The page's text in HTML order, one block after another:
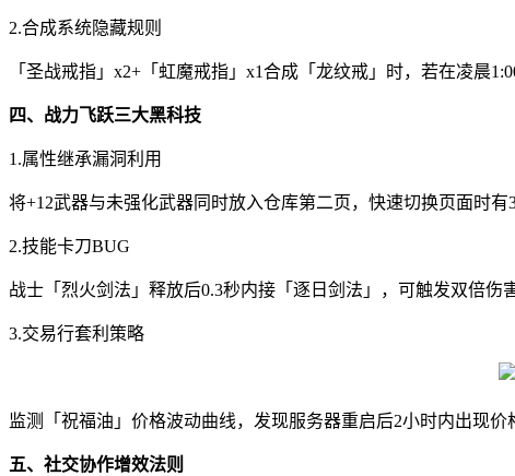
2.合成系统隐藏规则
「圣战戒指」x2+「虹魔戒指」x1合成「龙纹戒」时，若在凌晨
四、战力飞跃三大黑科技
1.属性继承漏洞利用
将+12武器与未强化武器同时放入仓库第二页，快速切换页面时
2.技能卡刀BUG
战士「烈火剑法」释放后0.3秒内接「逐日剑法」，可触发双倍伤
3.交易行套利策略
监测「祝福油」价格波动曲线，发现服务器重启后2小时内出现价
五、社交协作增效法则